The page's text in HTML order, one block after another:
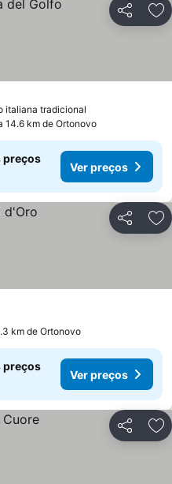
Partilhar
italiana tradicional
14.6 km de Ortonovo
preços
Ver preços
Partilhar
km de Ortonovo
preços
Ver preços
Partilhar